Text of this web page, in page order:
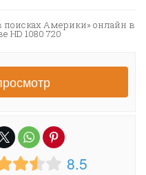
поисках Америки» онлайн в
HD 1080 720
8.5